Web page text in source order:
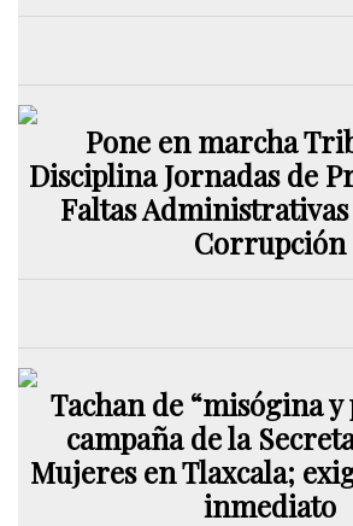
Pone en marcha
Disciplina Jornadas de
Faltas Administrativas
Corrupción
Tachan de “misógina
campaña de la
Mujeres en Tlaxcala;
inmediato